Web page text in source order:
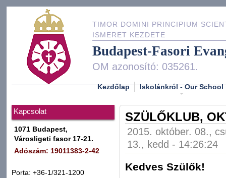
TIMOR DOMINI PRINCIPIUM
ISMERET KEZDETE
Budapest-Fasori
OM azonosító: 035261.
Kezdőlap Iskolánkról - Our School
Kapcsolat
1071 Budapest,
Városligeti fasor 17-21.
Adószám: 19011383-2-42
Porta: +36-1/321-1200
SZÜLŐKLUB,
2015. október. 08.,
13., kedd - 14:26:24
Kedves Szülők!